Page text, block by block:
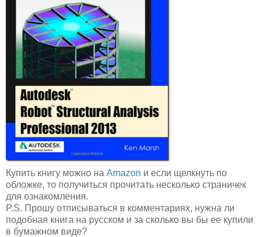
Купить книгу можно на Amazon и если щелкнуть по
обложке, то получиться прочитать несколько страничек
для ознакомления.
P.S. Прошу отписываться в комментариях, нужна ли
подобная книга на русском и за сколько вы бы ее купили
в бумажном виде?